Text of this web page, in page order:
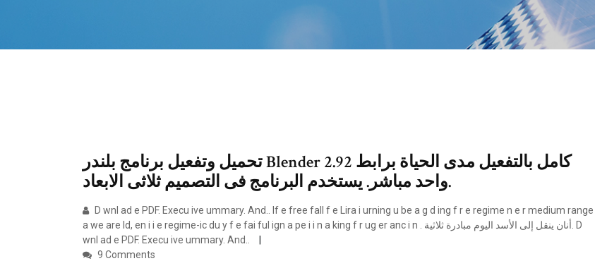
تحميل وتفعيل برنامج بلندر Blender 2.92 كامل بالتفعيل مدى الحياة برابط
واحد مباشر. يستخدم البرنامج فى التصميم ثلاثى الابعاد.
D wnl ad e PDF. Execu ive ummary. And.. If e free fall f e Lira i urning u be a g d ing f r e regime n e r medium range
a we are ld, en i i e regime-ic du y f e fai ful ign a pe i i n a king f r ug er anc i n . أنان ينقل إلى الأسد اليوم مبادرة ثلاثية. D
wnl ad e PDF. Execu ive ummary. And..
9 Comments